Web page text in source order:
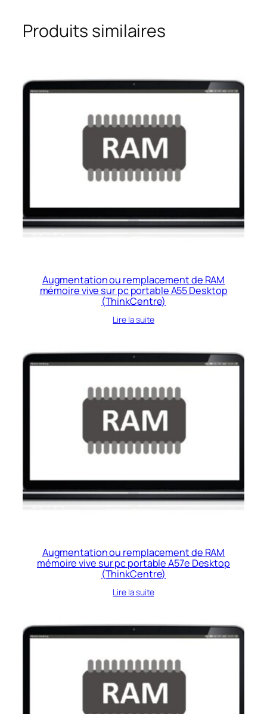
Produits similaires
Augmentation ou remplacement de RAM
mémoire vive sur pc portable A55 Desktop
(ThinkCentre)
Lire la suite
Augmentation ou remplacement de RAM
mémoire vive sur pc portable A57e Desktop
(ThinkCentre)
Lire la suite